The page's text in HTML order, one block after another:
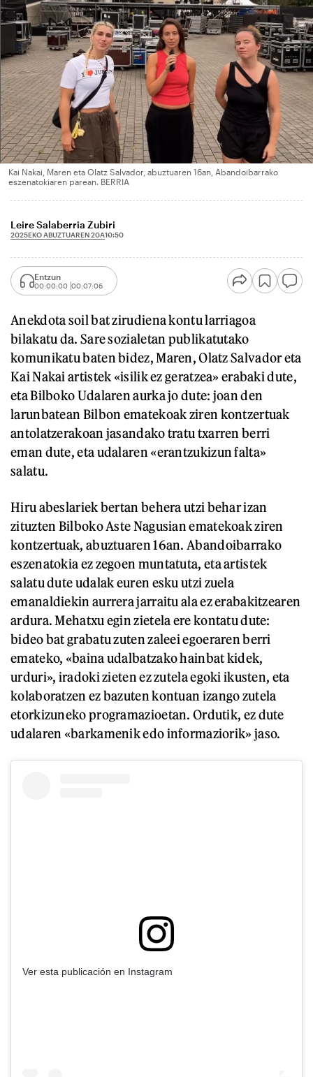
Kai Nakai, Maren eta Olatz Salvador, abuztuaren 16an, Abandoibarrako
eszenatokiaren parean. BERRIA
Leire Salaberria Zubiri
2025EKO ABUZTUAREN 20A10:50
Entzun
00:00:00 00:07:06
Anekdota soil bat zirudiena kontu larriagoa
bilakatu da. Sare sozialetan publikatutako
komunikatu baten bidez, Maren, Olatz Salvador eta
Kai Nakai artistek «isilik ez geratzea» erabaki dute,
eta Bilboko Udalaren aurka jo dute: joan den
larunbatean Bilbon ematekoak ziren kontzertuak
antolatzerakoan jasandako tratu txarren berri
eman dute, eta udalaren «erantzukizun falta»
salatu.
Hiru abeslariek bertan behera utzi behar izan
zituzten Bilboko Aste Nagusian ematekoak ziren
kontzertuak, abuztuaren 16an. Abandoibarrako
eszenatokia ez zegoen muntatuta, eta artistek
salatu dute udalak euren esku utzi zuela
emanaldiekin aurrera jarraitu ala ez erabakitzearen
ardura. Mehatxu egin zietela ere kontatu dute:
bideo bat grabatu zuten zaleei egoeraren berri
emateko, «baina udalbatzako hainbat kidek,
urduri», iradoki zieten ez zutela egoki ikusten, eta
kolaboratzen ez bazuten kontuan izango zutela
etorkizuneko programazioetan. Ordutik, ez dute
udalaren «barkamenik edo informaziorik» jaso.
Ver esta publicación en Instagram